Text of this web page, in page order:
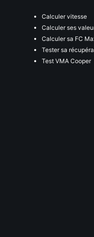
Calculer vitesse
Calculer ses
Calculer sa FC
Tester sa
Test VMA Cooper